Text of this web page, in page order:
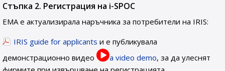
Стъпка 2. Регистрация на i-SPOC
ЕМА е актуализирала наръчника за потребители на IRIS:
IRIS guide for applicants и е публикувала
демонстрационно видео
a video demo, за да улеснят